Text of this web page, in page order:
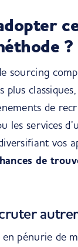
?
sourcing
plus
de
les services
vos
de
pénurie de